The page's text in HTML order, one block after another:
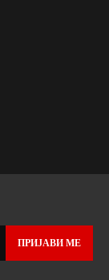
ПРИЈАВИ МЕ